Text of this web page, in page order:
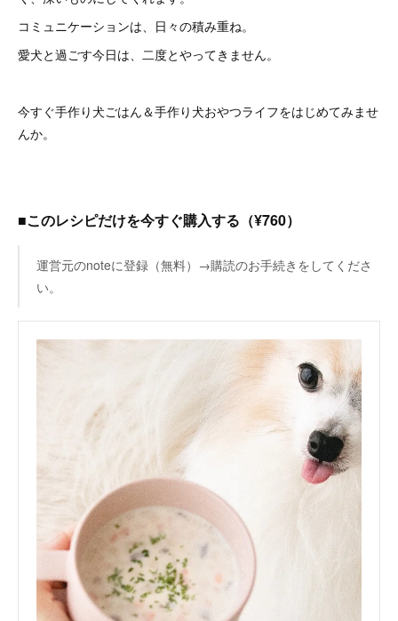
コミュニケーションは、日々の積み重ね。
愛犬と過ごす今日は、二度とやってきません。
今すぐ手作り犬ごはん＆手作り犬おやつライフをはじめてみませ
んか。
■このレシピだけを今すぐ購入する（¥760）
運営元のnoteに登録（無料）→購読のお手続きをしてくださ
い。